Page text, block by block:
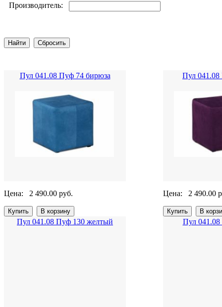
Производитель:
Пул 041.08 Пуф 74 бирюза
Цена: 2 490.00 руб.
Пул
Цена: 2 490.00
Пул 041.08 Пуф 130 желтый Пул